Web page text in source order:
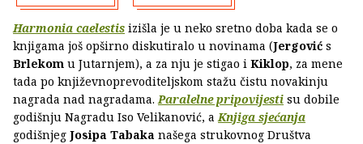
Harmonia caelestis izišla je u neko sretno doba kada se o
knjigama još opširno diskutiralo u novinama (Jergović s
Brlekom u Jutarnjem), a za nju je stigao i Kiklop, za mene
tada po književnoprevoditeljskom stažu čistu novakinju
nagrada nad nagradama.Paralelne pripovijesti su dobile
godišnju Nagradu Iso Velikanović, aKnjiga sjećanja
godišnjeg Josipa Tabaka našega strukovnog Društva